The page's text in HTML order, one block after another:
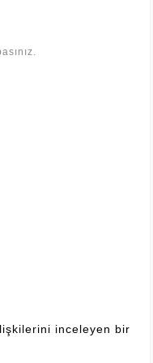
inceleyen bir